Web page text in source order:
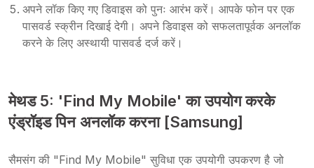
अपने लॉक किए गए डिवाइस को पुनः आरंभ करें। आपके फोन पर एक
पासवर्ड स्क्रीन दिखाई देगी। अपने डिवाइस को सफलतापूर्वक अनलॉक
करने के लिए अस्थायी पासवर्ड दर्ज करें।
मेथड 5: 'Find My Mobile' का उपयोग करके
एंड्रॉइड पिन अनलॉक करना [Samsung]
सैमसंग की "Find My Mobile" सुविधा एक उपयोगी उपकरण है जो